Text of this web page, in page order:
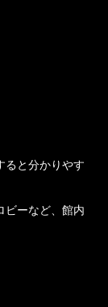
ると分かりやす
ビーなど、館内